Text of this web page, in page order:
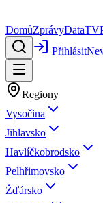
DomůZprávyDataTV
Přihlásit
Regiony
Vysočina
Jihlavsko
Havlíčkobrodsko
Pelhřimovsko
Žďársko